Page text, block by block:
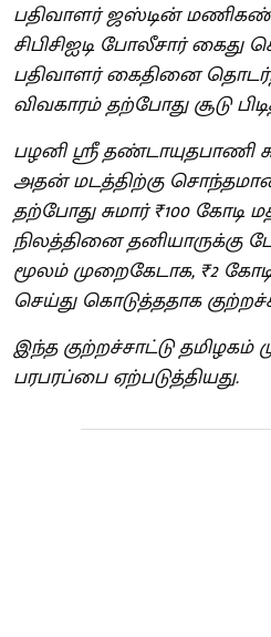
பதிவாளர் ஜஸ்டின்
சிபிசிஐடி போலீசார் கைது
பதிவாளர் கைதினை
விவகாரம் தற்போது சூடு
பழனி ஶ்ரீ தண்டாயுதபாணி
அதன் மடத்திற்கு சொந்தமான
தற்போது சுமார் ₹100
நிலத்தினை
மூலம் முறைகேடாக, ₹2
செய்து கொடுத்ததாக
இந்த குற்றச்சாட்டு தமிழகம்
பரபரப்பை ஏற்படுத்தியது.